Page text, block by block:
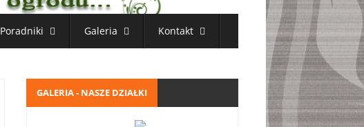
Poradniki Galeria Kontakt
GALERIA - NASZE DZIAŁKI